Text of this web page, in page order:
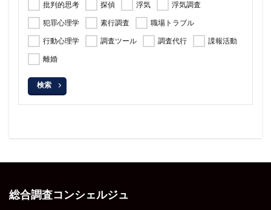
批判的思考
探偵 浮気
浮気調査
犯罪心理学
素行調査
職場トラブル
行動心理学
調査ツール 調査代行
諜報活動
離婚
検索
総合調査コンシェルジュ